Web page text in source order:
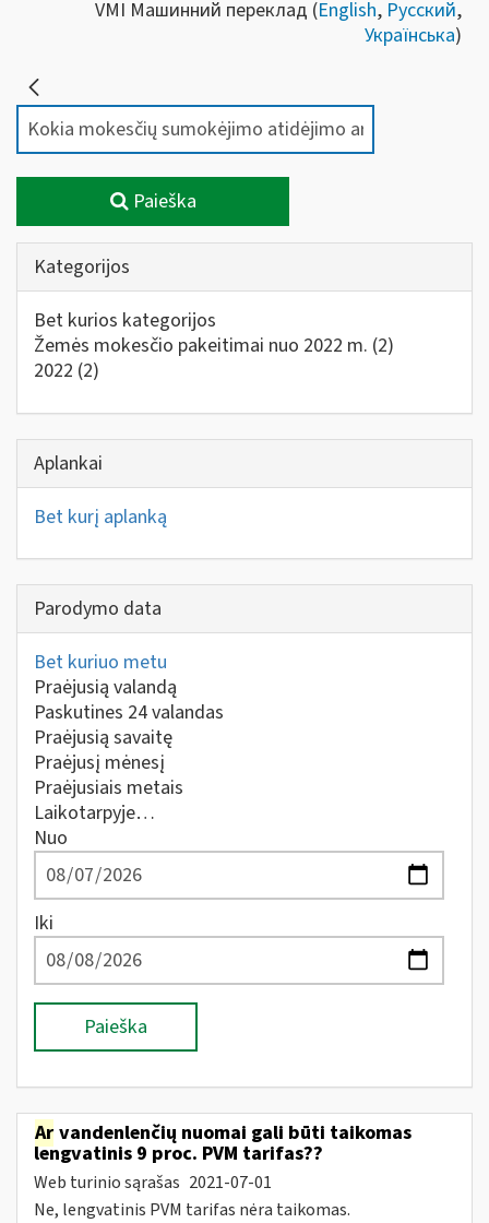
VMI Машинний переклад (English, Русский,
Українська)
Paieška
Kategorijos
Bet kurios kategorijos
Žemės mokesčio pakeitimai nuo 2022 m. (2)
2022 (2)
Aplankai
Bet kurį aplanką
Parodymo data
Bet kuriuo metu
Praėjusią valandą
Paskutines 24 valandas
Praėjusią savaitę
Praėjusį mėnesį
Praėjusiais metais
Laikotarpyje…
Nuo
Iki
Paieška
Ar vandenlenčių nuomai gali būti taikomas
lengvatinis 9 proc. PVM tarifas??
Web turinio sąrašas 2021-07-01
Ne, lengvatinis PVM tarifas nėra taikomas.